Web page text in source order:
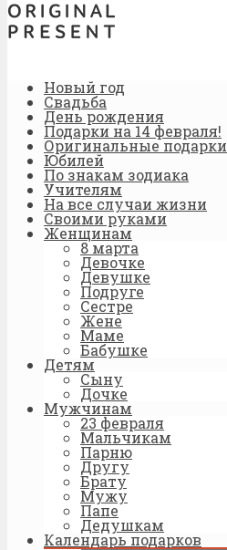
Новый год
Свадьба
День рождения
Подарки на 14 февраля!
Оригинальные подарки
Юбилей
По знакам зодиака
Учителям
На все случаи жизни
Своими руками
Женщинам
8 марта
Девочке
Девушке
Подруге
Сестре
Жене
Маме
Бабушке
Детям
Сыну
Дочке
Мужчинам
23 февраля
Мальчикам
Парню
Другу
Брату
Мужу
Папе
Дедушкам
Календарь подарков